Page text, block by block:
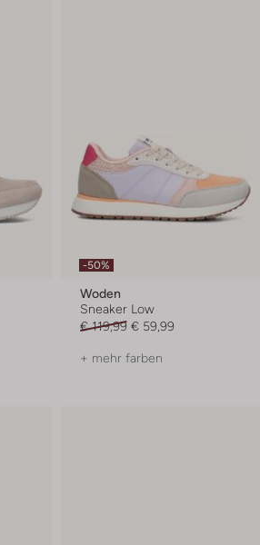
-50%
Woden
Sneaker Low
€ 119,99 € 59,99
+ mehr farben